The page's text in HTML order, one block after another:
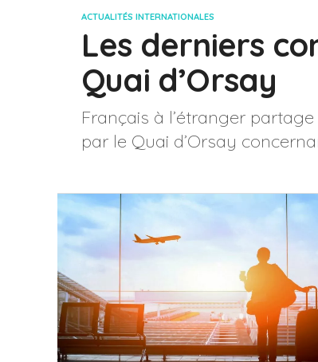
ACTUALITÉS INTERNATIONALES
Les derniers
Quai d’Orsay
Français à l’étranger
par le Quai d’Orsay